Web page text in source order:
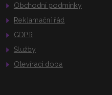
Obchodní podmínky
Reklamační řád
GDPR
Služby
Otevírací doba